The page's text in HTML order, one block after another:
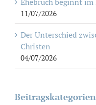
11/07/2026
Der Unterschied
Christen
04/07/2026
Beitragskategorien